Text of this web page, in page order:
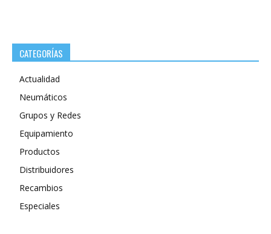
CATEGORÍAS
Actualidad
Neumáticos
Grupos y Redes
Equipamiento
Productos
Distribuidores
Recambios
Especiales